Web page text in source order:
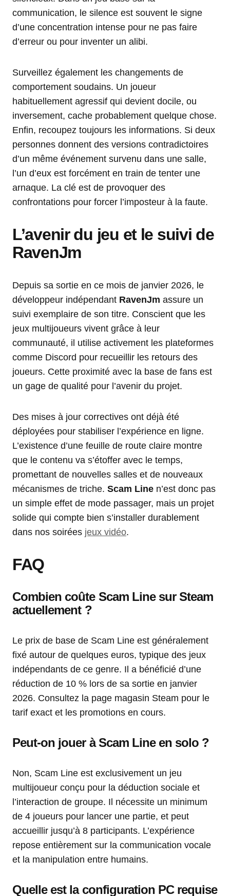
communication, le silence est souvent le signe
d’une concentration intense pour ne pas faire
d’erreur ou pour inventer un alibi.
Surveillez également les changements de
comportement soudains. Un joueur
habituellement agressif qui devient docile, ou
inversement, cache probablement quelque chose.
Enfin, recoupez toujours les informations. Si deux
personnes donnent des versions contradictoires
d’un même événement survenu dans une salle,
l’un d’eux est forcément en train de tenter une
arnaque. La clé est de provoquer des
confrontations pour forcer l’imposteur à la faute.
L’avenir du jeu et le suivi de
RavenJm
Depuis sa sortie en ce mois de janvier 2026, le
développeur indépendant RavenJm assure un
suivi exemplaire de son titre. Conscient que les
jeux multijoueurs vivent grâce à leur
communauté, il utilise activement les plateformes
comme Discord pour recueillir les retours des
joueurs. Cette proximité avec la base de fans est
un gage de qualité pour l’avenir du projet.
Des mises à jour correctives ont déjà été
déployées pour stabiliser l’expérience en ligne.
L’existence d’une feuille de route claire montre
que le contenu va s’étoffer avec le temps,
promettant de nouvelles salles et de nouveaux
mécanismes de triche. Scam Line n’est donc pas
un simple effet de mode passager, mais un projet
solide qui compte bien s’installer durablement
dans nos soirées jeux vidéo.
FAQ
Combien coûte Scam Line sur Steam
actuellement ?
Le prix de base de Scam Line est généralement
fixé autour de quelques euros, typique des jeux
indépendants de ce genre. Il a bénéficié d’une
réduction de 10 % lors de sa sortie en janvier
2026. Consultez la page magasin Steam pour le
tarif exact et les promotions en cours.
Peut-on jouer à Scam Line en solo ?
Non, Scam Line est exclusivement un jeu
multijoueur conçu pour la déduction sociale et
l’interaction de groupe. Il nécessite un minimum
de 4 joueurs pour lancer une partie, et peut
accueillir jusqu’à 8 participants. L’expérience
repose entièrement sur la communication vocale
et la manipulation entre humains.
Quelle est la configuration PC requise